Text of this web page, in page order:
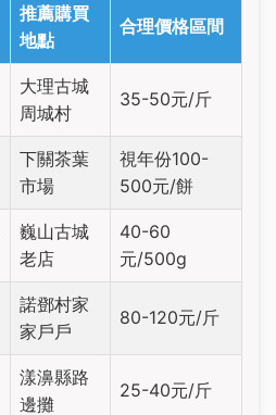
推薦購買
地點
合理價格區間
大理古城
周城村
35-50元/斤
下關茶葉
市場
視年份100-
500元/餅
巍山古城
老店
40-60
元/500g
諾鄧村家
家戶戶
80-120元/斤
漾濞縣路
邊攤
25-40元/斤